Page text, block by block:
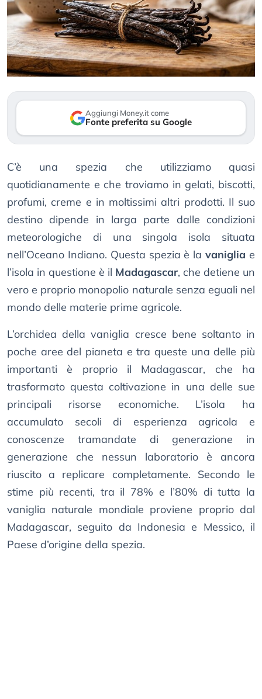
Aggiungi Money.it come
Fonte preferita su Google
C’è una spezia che utilizziamo quasi
quotidianamente e che troviamo in gelati, biscotti,
profumi, creme e in moltissimi altri prodotti. Il suo
destino dipende in larga parte dalle condizioni
meteorologiche di una singola isola situata
nell’Oceano Indiano. Questa spezia è lavaniglia e
l’isola in questione è il Madagascar, che detiene un
vero e proprio monopolio naturale senza eguali nel
mondo delle materie prime agricole.
L’orchidea della vaniglia cresce bene soltanto in
poche aree del pianeta e tra queste una delle più
importanti è proprio il Madagascar, che ha
trasformato questa coltivazione in una delle sue
principali risorse economiche. L’isola ha
accumulato secoli di esperienza agricola e
conoscenze tramandate di generazione in
generazione che nessun laboratorio è ancora
riuscito a replicare completamente. Secondo le
stime più recenti, tra il 78% e l’80% di tutta la
vaniglia naturale mondiale proviene proprio dal
Madagascar, seguito da Indonesia e Messico, il
Paese d’origine della spezia.